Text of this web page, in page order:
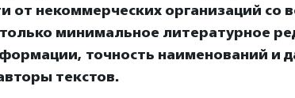
от некоммерческих организаций со
минимальное литературное
точность наименований и
текстов.